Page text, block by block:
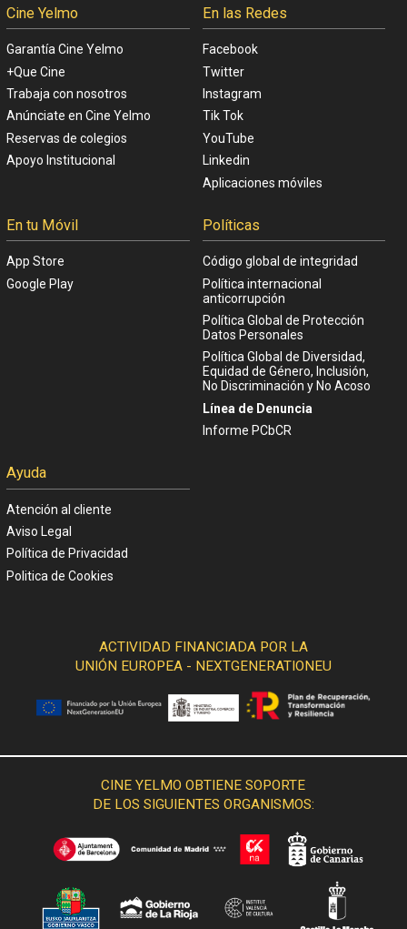
Cine Yelmo
Garantía Cine Yelmo
+Que Cine
Trabaja con nosotros
Anúnciate en Cine Yelmo
Reservas de colegios
Apoyo Institucional
En las Redes
Facebook
Twitter
Instagram
Tik Tok
YouTube
Linkedin
Aplicaciones móviles
En tu Móvil
App Store
Google Play
Políticas
Código global de integridad
Política internacional
anticorrupción
Política Global de Protección
Datos Personales
Política Global de Diversidad,
Equidad de Género, Inclusión,
No Discriminación y No Acoso
Línea de Denuncia
Informe PCbCR
Ayuda
Atención al cliente
Aviso Legal
Política de Privacidad
Politica de Cookies
ACTIVIDAD FINANCIADA POR LA
UNIÓN EUROPEA - NEXTGENERATIONEU
CINE YELMO OBTIENE SOPORTE
DE LOS SIGUIENTES ORGANISMOS: